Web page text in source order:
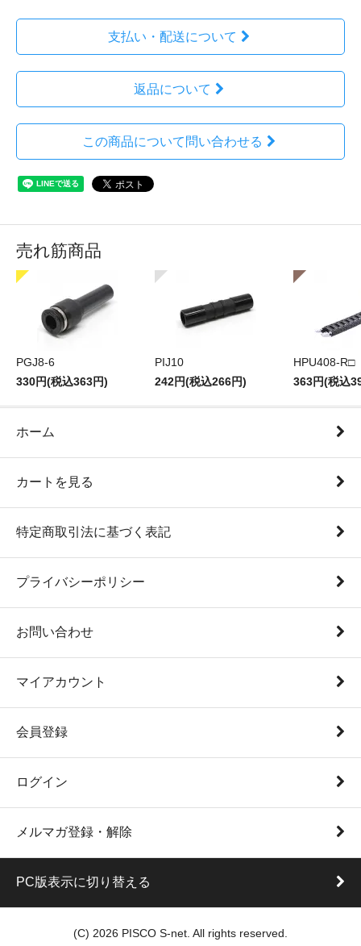
支払い・配送について
返品について
この商品について問い合わせる
売れ筋商品
PGJ8-6
330円(税込363円)
PIJ10
242円(税込266円)
HPU408-R□
363円(税込
ホーム
カートを見る
特定商取引法に基づく表記
プライバシーポリシー
お問い合わせ
マイアカウント
会員登録
ログイン
メルマガ登録・解除
PC版表示に切り替える
(C) 2026 PISCO S-net. All rights reserved.